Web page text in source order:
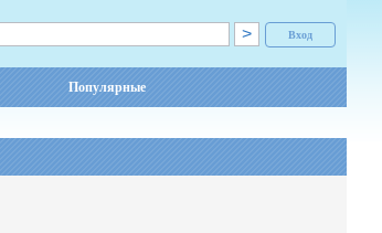
Вход
Популярные